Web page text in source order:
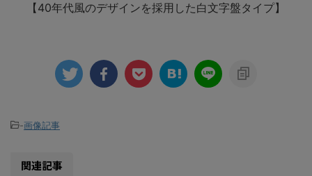
【40年代風のデザインを採用した白文字盤タイプ】
-画像記事
関連記事